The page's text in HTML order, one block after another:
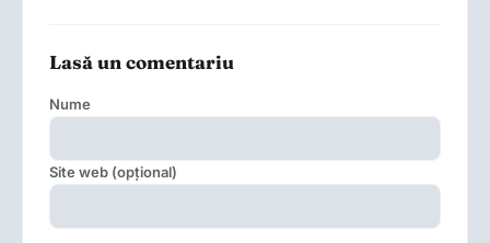
Lasă un comentariu
Nume
Site web (opțional)